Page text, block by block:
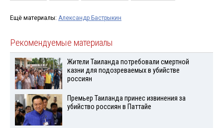
Ещё материалы: Александр Бастрыкин
Рекомендуемые материалы
Жители Таиланда потребовали смертной
казни для подозреваемых в убийстве
россиян
Премьер Таиланда принес извинения за
убийство россиян в Паттайе